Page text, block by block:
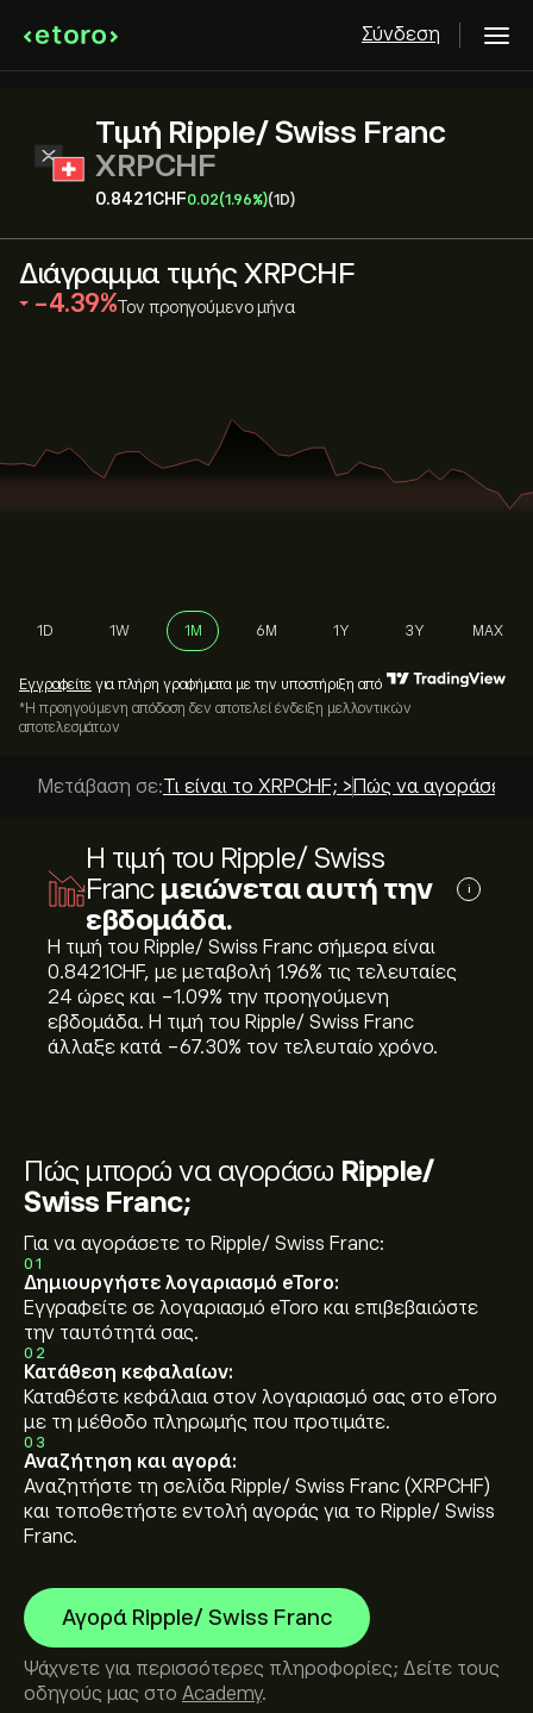
Σύνδεση
Τιμή Ripple/ Swiss Franc
XRPCHF
0.8421‎CHF‎0.02(1.96%)(1D)
Διάγραμμα τιμής XRPCHF
‎-4.39‎ Τον προηγούμενο μήνα
1D 1W 1M 6M 1Y 3Y MAX
Εγγραφείτε για πλήρη γραφήματα με την υποστήριξη από
*Η προηγούμενη απόδοση δεν αποτελεί ένδειξη μελλοντικών
αποτελεσμάτων
Μετάβαση σε:Τι είναι το XRPCHF; > Πώς να αγοράσετε;
Η τιμή του Ripple/ Swiss
Franc μειώνεται αυτή την
εβδομάδα.
i
Η τιμή του Ripple/ Swiss Franc σήμερα είναι
0.8421‎CHF‎, με μεταβολή ‎1.96‎% τις τελευταίες
24 ώρες και ‎-1.09‎% την προηγούμενη
εβδομάδα. Η τιμή του Ripple/ Swiss Franc
άλλαξε κατά ‎-67.30‎% τον τελευταίο χρόνο.
Πώς μπορώ να αγοράσω Ripple/
Swiss Franc;
Για να αγοράσετε το Ripple/ Swiss Franc:
01
Δημιουργήστε λογαριασμό eToro:
Εγγραφείτε σε λογαριασμό eToro και επιβεβαιώστε
την ταυτότητά σας.
02
Κατάθεση κεφαλαίων:
Καταθέστε κεφάλαια στον λογαριασμό σας στο eToro
με τη μέθοδο πληρωμής που προτιμάτε.
03
Αναζήτηση και αγορά:
Αναζητήστε τη σελίδα Ripple/ Swiss Franc (XRPCHF)
και τοποθετήστε εντολή αγοράς για το Ripple/ Swiss
Franc.
Αγορά Ripple/ Swiss Franc
Ψάχνετε για περισσότερες πληροφορίες; Δείτε τους
οδηγούς μας στο Academy.